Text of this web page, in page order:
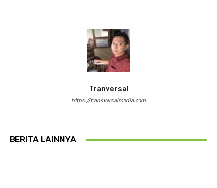
Tranversal
https://transversalmedia.com
BERITA LAINNYA